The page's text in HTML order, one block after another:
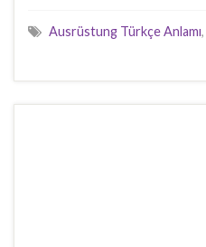
Ausrüstung Türkçe Anlamı,